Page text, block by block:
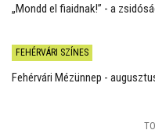
„Mondd el fiaidnak!” - a
FEHÉRVÁRI SZÍNES
Fehérvári Mézünnep -